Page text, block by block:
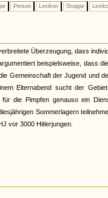
Person Lexikon Gruppe
Überzeugung, dass
beispielsweise, dass
Gemeinschaft der Jugend und
Elternabend sucht der
die Pimpfen genauso ein
Sommerlagern
vor 3000 Hitlerjungen.